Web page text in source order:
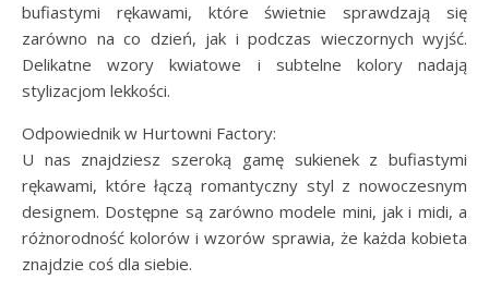
bufiastymi rękawami, które świetnie sprawdzają się
zarówno na co dzień, jak i podczas wieczornych wyjść.
Delikatne wzory kwiatowe i subtelne kolory nadają
stylizacjom lekkości.
Odpowiednik w Hurtowni Factory:
U nas znajdziesz szeroką gamę sukienek z bufiastymi
rękawami, które łączą romantyczny styl z nowoczesnym
designem. Dostępne są zarówno modele mini, jak i midi, a
różnorodność kolorów i wzorów sprawia, że każda kobieta
znajdzie coś dla siebie.